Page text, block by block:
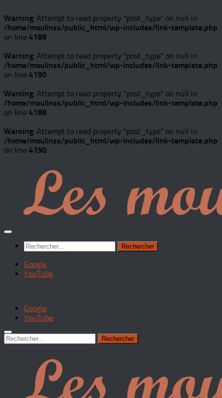
Warning: Attempt to read property "post_type" on null in
/home/moulinss/public_html/wp-includes/link-template.php
on line 4188
Warning: Attempt to read property "post_type" on null in
/home/moulinss/public_html/wp-includes/link-template.php
on line 4190
Warning: Attempt to read property "post_type" on null in
/home/moulinss/public_html/wp-includes/link-template.php
on line 4188
Warning: Attempt to read property "post_type" on null in
/home/moulinss/public_html/wp-includes/link-template.php
on line 4190
Rechercher :
Google
YouTube
Google
YouTube
Rechercher :